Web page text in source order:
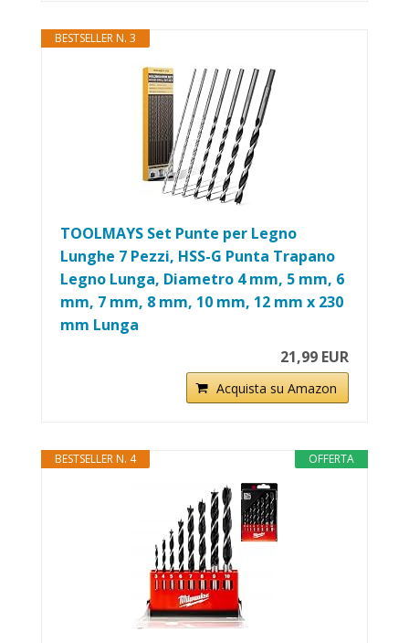
BESTSELLER N. 3
TOOLMAYS Set Punte per Legno
Lunghe 7 Pezzi, HSS-G Punta Trapano
Legno Lunga, Diametro 4 mm, 5 mm, 6
mm, 7 mm, 8 mm, 10 mm, 12 mm x 230
mm Lunga
21,99 EUR
Acquista su Amazon
OFFERTA
BESTSELLER N. 4